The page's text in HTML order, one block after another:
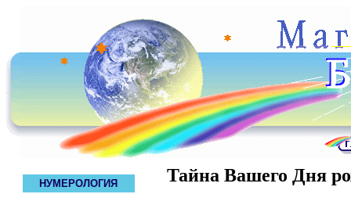
НУМЕРОЛОГИЯ Тайна Вашего Дня